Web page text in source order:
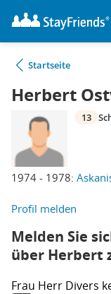
Startseite
Herbert
1974 - 1978:
13
Profil melden
Melden Sie
über Herbert
Frau Herr Divers